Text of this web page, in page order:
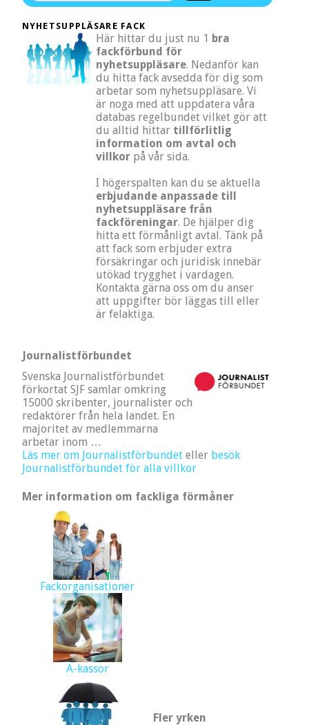
NYHETSUPPLÄSARE FACK
Här hittar du just nu 1 bra
fackförbund för
nyhetsuppläsare. Nedanför kan
du hitta fack avsedda för dig som
arbetar som nyhetsuppläsare. Vi
är noga med att uppdatera våra
databas regelbundet vilket gör att
du alltid hittar tillförlitlig
information om avtal och
villkor på vår sida.
I högerspalten kan du se aktuella
erbjudande anpassade till
nyhetsuppläsare från
fackföreningar. De hjälper dig
hitta ett förmånligt avtal. Tänk på
att fack som erbjuder extra
försäkringar och juridisk innebär
utökad trygghet i vardagen.
Kontakta gärna oss om du anser
att uppgifter bör läggas till eller
är felaktiga.
Journalistförbundet
Svenska Journalistförbundet
förkortat SJF samlar omkring
15000 skribenter, journalister och
redaktörer från hela landet. En
majoritet av medlemmarna
arbetar inom …
Läs mer om Journalistförbundeteller besök
Journalistförbundet för alla villkor
Mer information om fackliga förmåner
Fackorganisationer
A-kassor
Fler yrken